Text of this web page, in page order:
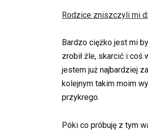
Rodzice zniszczyli mi
Bardzo ciężko jest mi
zrobił źle, skarcić i coś
jestem już najbardziej
kolejnym takim moim
przykrego.
Póki co próbuję z tym